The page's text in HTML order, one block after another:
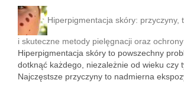
Hiperpigmentacja skóry: przyczyny,
i skuteczne metody pielęgnacji oraz ochrony
Hiperpigmentacja skóry to powszechny
dotknąć każdego, niezależnie od wieku czy
Najczęstsze przyczyny to nadmierna